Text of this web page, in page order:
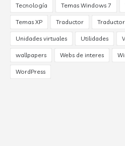
Tecnología Temas Windows 7
Temas XP Traductor
Unidades virtuales Utilidades
wallpapers Webs de interes
WordPress